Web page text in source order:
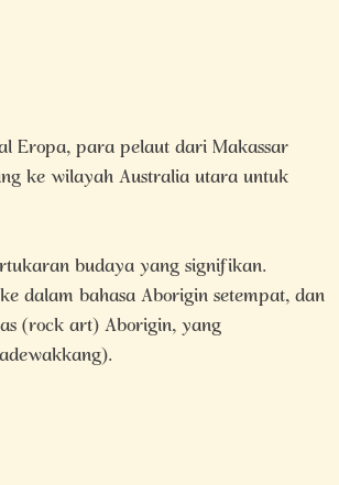
Eropa, para pelaut dari Makassar
ke wilayah Australia utara untuk
budaya yang signifikan.
dalam bahasa Aborigin setempat, dan
(rock art) Aborigin, yang